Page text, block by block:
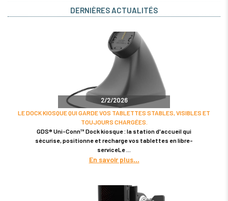
DERNIÈRES ACTUALITÉS
2/2/2026
LE DOCK KIOSQUE QUI GARDE VOS TABLETTES STABLES, VISIBLES ET
TOUJOURS CHARGÉES.
GDS® Uni-Conn™ Dock kiosque : la station d'accueil qui
sécurise, positionne et recharge vos tablettes en libre-
serviceLe
En savoir plus